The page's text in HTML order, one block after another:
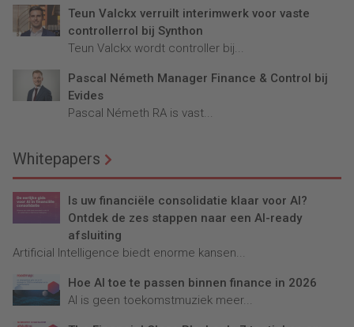
Teun Valckx verruilt interimwerk voor vaste
controllerrol bij Synthon
Teun Valckx wordt controller bij...
Pascal Németh Manager Finance & Control bij
Evides
Pascal Németh RA is vast...
Whitepapers
Is uw financiële consolidatie klaar voor AI?
Ontdek de zes stappen naar een AI-ready
afsluiting
Artificial Intelligence biedt enorme kansen...
Hoe AI toe te passen binnen finance in 2026
AI is geen toekomstmuziek meer...